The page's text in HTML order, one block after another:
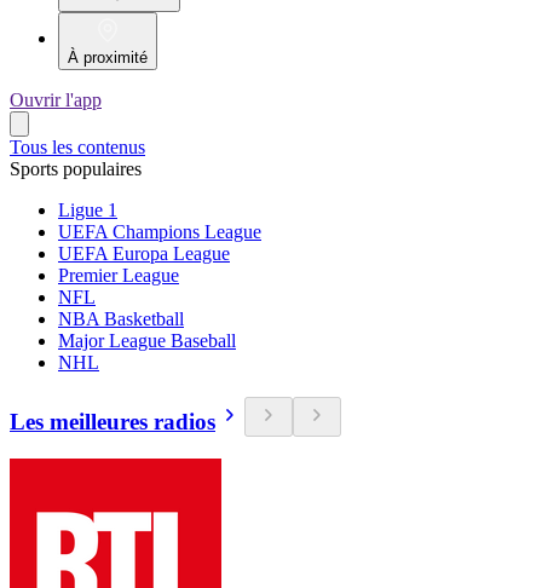
À proximité
Ouvrir l'app
Tous les contenus
Sports populaires
Ligue 1
UEFA Champions League
UEFA Europa League
Premier League
NFL
NBA Basketball
Major League Baseball
NHL
Les meilleures radios